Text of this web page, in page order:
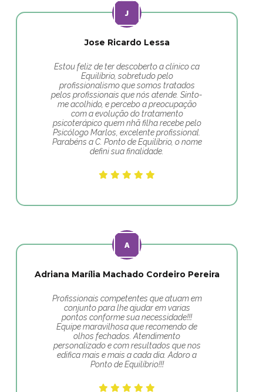
Jose Ricardo Lessa
Estou feliz de ter descoberto a clínico ca
Equilíbrio, sobretudo pelo
profissionalismo que somos tratados
pelos profissionais que nós atende. Sinto-
me acolhido, e percebo a preocupação
com a evolução do tratamento
psicoterápico quem nhã filha recebe pelo
Psicólogo Marlos, excelente profissional.
Parabéns a C. Ponto de Equilíbrio, o nome
defini sua finalidade.
Adriana Marília Machado Cordeiro Pereira
Profissionais competentes que atuam em
conjunto para lhe ajudar em varias
pontos conforme sua necessidade!!!
Equipe maravilhosa que recomendo de
olhos fechados. Atendimento
personalizado e com resultados que nos
edifica mais e mais a cada dia. Adoro a
Ponto de Equilíbrio!!!